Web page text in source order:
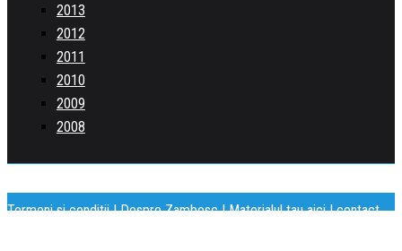
2013
2012
2011
2010
2009
2008
Termeni si conditii|Despre Zambesc|Materialul tau aici| contact